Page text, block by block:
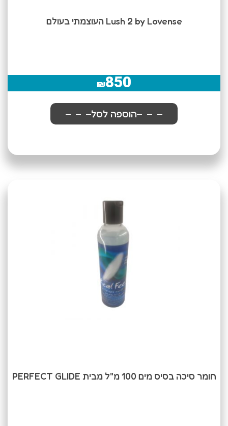
Lush 2 by Lovense העוצמתי בעולם
₪850
הוספה לסל
חומר סיכה בסיס מים 100 מ"ל מבית PERFECT GLIDE